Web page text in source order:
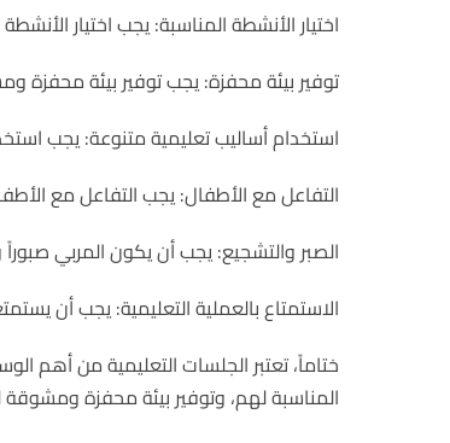
اختيار الأنشطة المناسبة: يجب اختيار
توفير بيئة محفزة: يجب توفير بيئة محفزة
استخدام أساليب تعليمية متنوعة: يجب
التفاعل مع الأطفال: يجب التفاعل مع
الصبر والتشجيع: يجب أن يكون المربي
الاستمتاع بالعملية التعليمية: يجب أن
ختاماً، تعتبر الجلسات التعليمية من أهم
المناسبة لهم، وتوفير بيئة محفزة